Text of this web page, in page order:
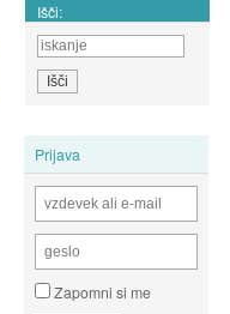
Išči:
Prijava
Zapomni si me